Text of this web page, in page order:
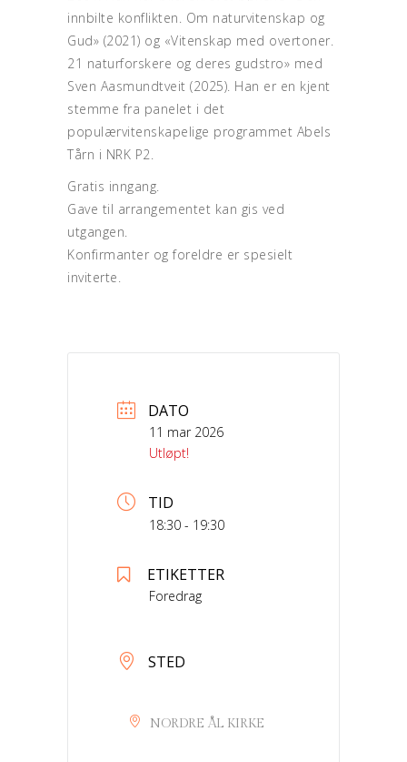
innbilte konflikten. Om naturvitenskap og
Gud» (2021) og «Vitenskap med overtoner.
21 naturforskere og deres gudstro» med
Sven Aasmundtveit (2025). Han er en kjent
stemme fra panelet i det
populærvitenskapelige programmet Abels
Tårn i NRK P2.
Gratis inngang.
Gave til arrangementet kan gis ved
utgangen.
Konfirmanter og foreldre er spesielt
inviterte.
DATO
11 mar 2026
Utløpt!
TID
18:30 - 19:30
ETIKETTER
Foredrag
STED
NORDRE ÅL KIRKE